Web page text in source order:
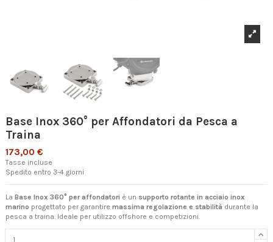
Base Inox 360° per Affondatori da Pesca a
Traina
173,00 €
Tasse incluse
Spedito entro 3-4 giorni
La Base Inox 360° per affondatori è un supporto rotante in acciaio inox
marino progettato per garantire massima regolazione e stabilità durante la
pesca a traina. Ideale per utilizzo offshore e competizioni.